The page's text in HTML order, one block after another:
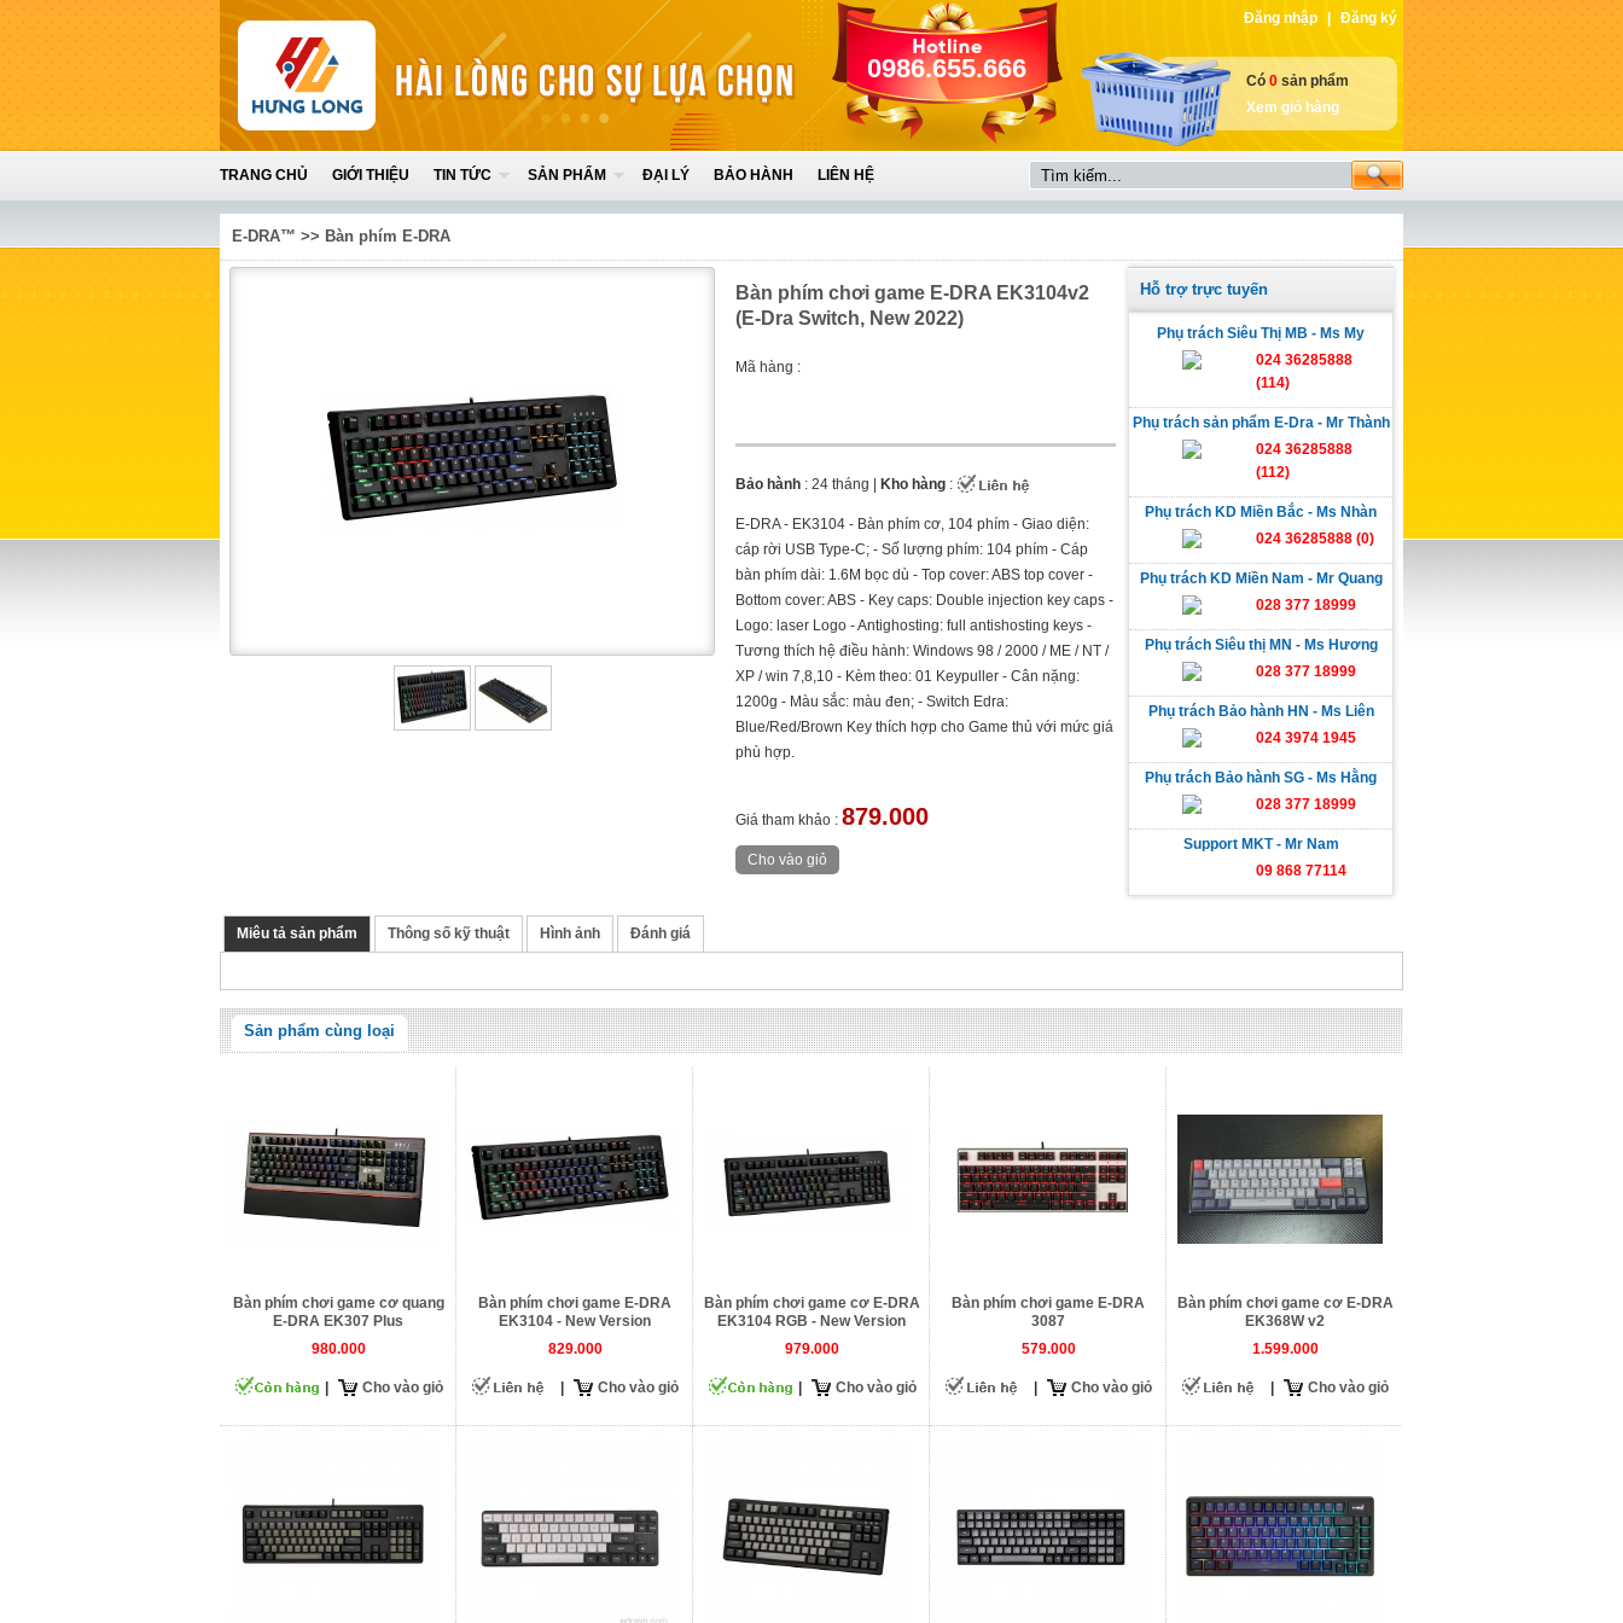
Đăng nhập Đăng ký
0986.655.666 Có 0 sản phẩm
Xem giỏ hàng
TRANG CHỦ GIỚI THIỆU TIN TỨC SẢN PHẨM ĐẠI LÝ BẢO HÀNH LIÊN HỆ
E-DRA™ >> Bàn phím E-DRA
Hỗ trợ trực tuyến
Phụ trách Siêu Thị MB - Ms My
024 36285888
(114)
Phụ trách sản phẩm E-Dra - Mr Thành
024 36285888
(112)
Phụ trách KD Miền Bắc - Ms Nhàn
024 36285888 (0)
Phụ trách KD Miền Nam - Mr Quang
028 377 18999
Phụ trách Siêu thị MN - Ms Hương
028 377 18999
Phụ trách Bảo hành HN - Ms Liên
024 3974 1945
Phụ trách Bảo hành SG - Ms Hằng
028 377 18999
Support MKT - Mr Nam
09 868 77114
Bàn phím chơi game E-DRA EK3104v2
(E-Dra Switch, New 2022)
Mã hàng :
Bảo hành : 24 tháng | Kho hàng :
E-DRA - EK3104 - Bàn phím cơ, 104 phím - Giao diện:
cáp rời USB Type-C; - Số lượng phím: 104 phím - Cáp
bàn phím dài: 1.6M bọc dù - Top cover: ABS top cover -
Bottom cover: ABS - Key caps: Double injection key caps -
Logo: laser Logo - Antighosting: full antishosting keys -
Tương thích hệ điều hành: Windows 98 / 2000 / ME / NT /
XP / win 7,8,10 - Kèm theo: 01 Keypuller - Cân nặng:
1200g - Màu sắc: màu đen; - Switch Edra:
Blue/Red/Brown Key thích hợp cho Game thủ với mức giá
phù hợp.
Giá tham khảo : 879.000
Miêu tả sản phẩm Thông số kỹ thuật Hình ảnh Đánh giá
Sản phẩm cùng loại
Bàn phím chơi game cơ quang
E-DRA EK307 Plus
980.000
Cho vào giỏ
Bàn phím chơi game E-DRA
EK3104 - New Version
829.000
Cho vào giỏ
Bàn phím chơi game cơ E-DRA
EK3104 RGB - New Version
979.000
Cho vào giỏ
Bàn phím chơi game E-DRA
3087
579.000
Cho vào giỏ
Bàn phím chơi game cơ E-DRA
EK368W v2
1.599.000
Cho vào giỏ